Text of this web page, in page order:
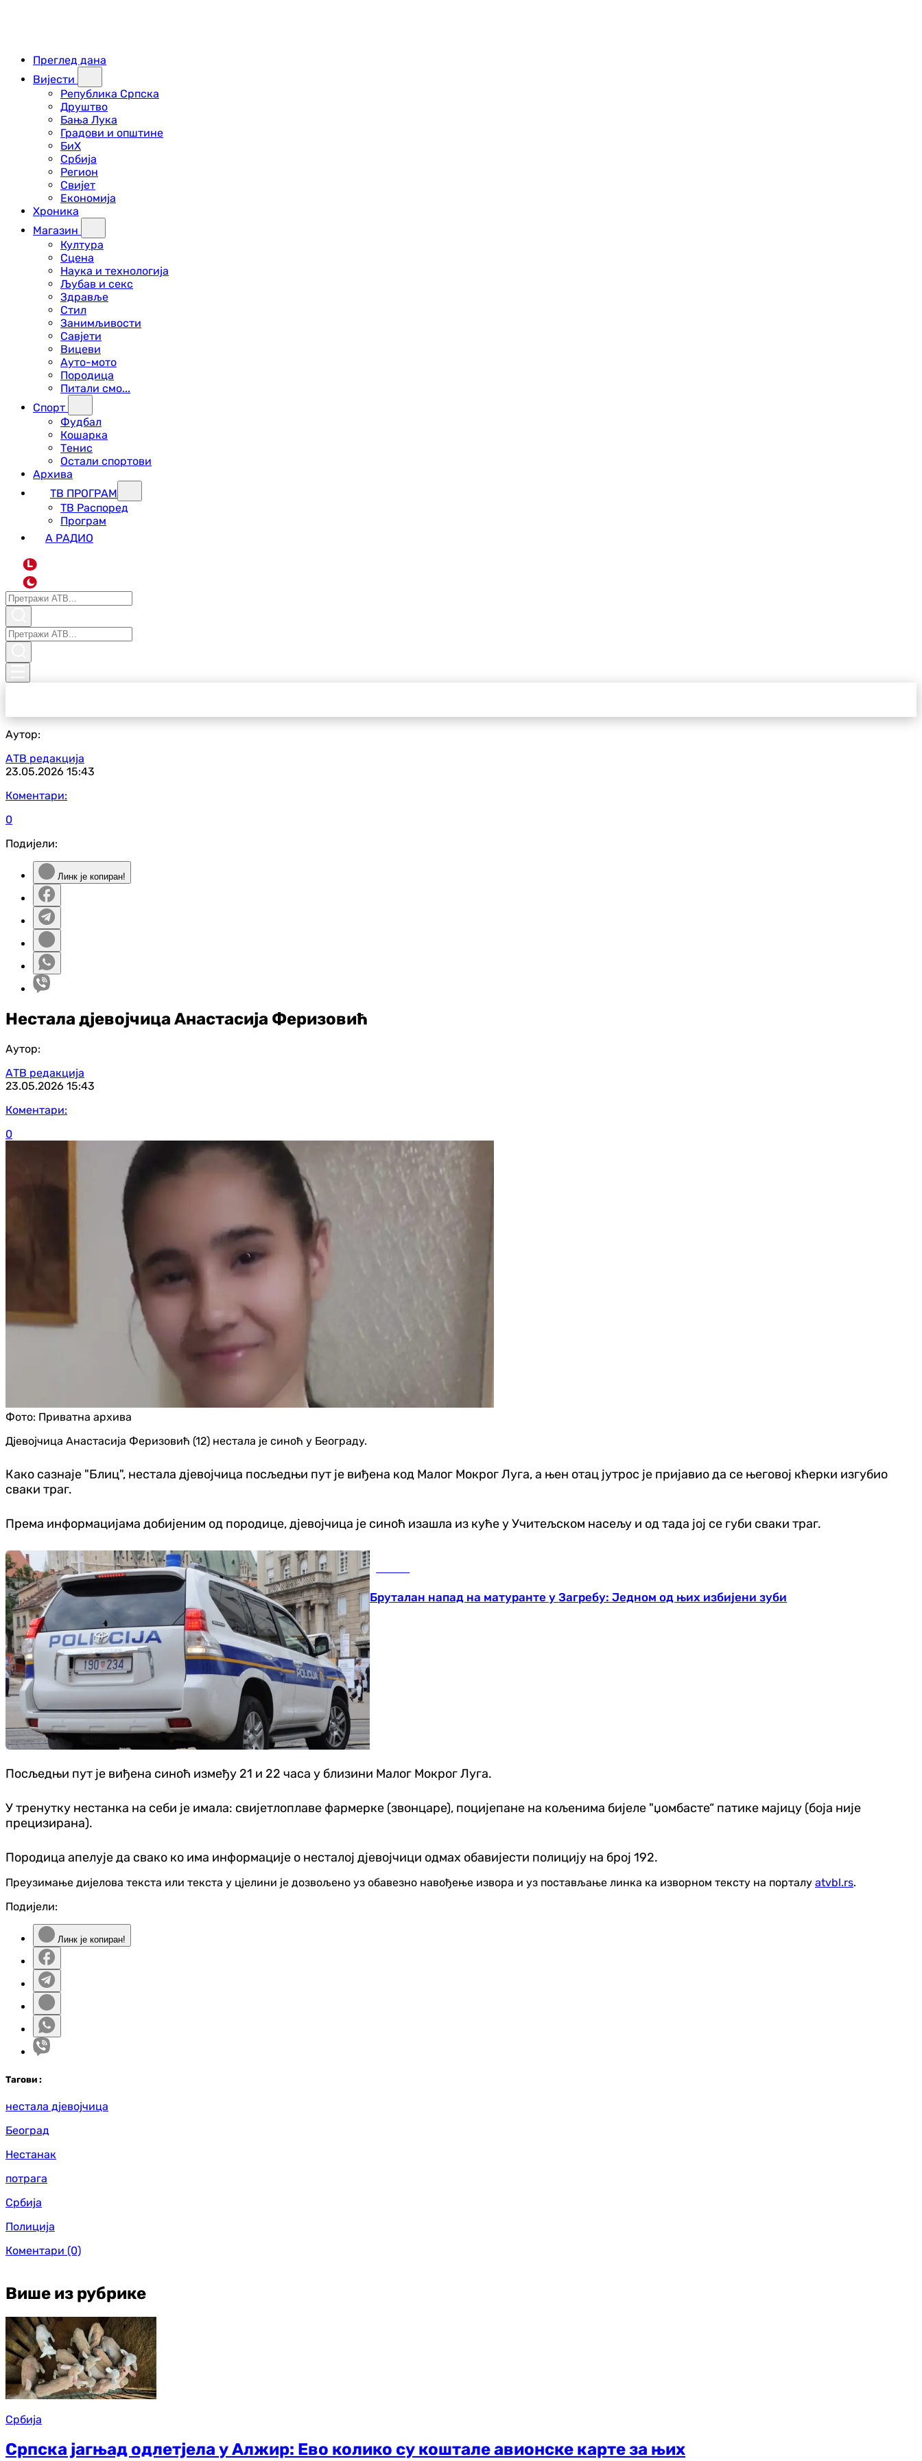
Преглед дана
Вијести
Република Српска
Друштво
Бања Лука
Градови и општине
БиХ
Србија
Регион
Свијет
Економија
Хроника
Магазин
Култура
Сцена
Наука и технологија
Љубав и секс
Здравље
Стил
Занимљивости
Савјети
Вицеви
Ауто-мото
Породица
Питали смо...
Спорт
Фудбал
Кошарка
Тенис
Остали спортови
Архива
ТВ ПРОГРАМ
ТВ Распоред
Програм
А РАДИО
L
Аутор:
АТВ редакција
23.05.2026 15:43
Коментари:
0
Подијели:
Линк је копиран!
Нестала дјевојчица Анастасија Феризовић
Аутор:
АТВ редакција
23.05.2026 15:43
Коментари:
0
Фото: Приватна архива
Дјевојчица Анастасија Феризовић (12) нестала је синоћ у Београду.
Како сазнаје "Блиц", нестала дјевојчица посљедњи пут је виђена код Малог Мокрог Луга, а њен отац јутрос је пријавио да се његовој кћерки изгубио
сваки траг.
Према информацијама добијеним од породице, дјевојчица је синоћ изашла из куће у Учитељском насељу и од тада јој се губи сваки траг.
Бруталан напад на матуранте у Загребу: Једном од њих избијени зуби
Посљедњи пут је виђена синоћ између 21 и 22 часа у близини Малог Мокрог Луга.
У тренутку нестанка на себи је имала: свијетлоплаве фармерке (звонцаре), поцијепане на кољенима бијеле "џомбасте“ патике мајицу (боја није
прецизирана).
Породица апелује да свако ко има информације о несталој дјевојчици одмах обавијести полицију на број 192.
Преузимање дијелова текста или текста у цјелини је дозвољено уз обавезно навођење извора и уз постављање линка ка изворном тексту на порталу atvbl.rs.
Подијели:
Линк је копиран!
Тагови :
нестала дјевојчица
Београд
Нестанак
потрага
Србија
Полиција
Коментари (0)
Више из рубрике
Србија
Српска јагњад одлетјела у Алжир: Ево колико су коштале авионске карте за њих